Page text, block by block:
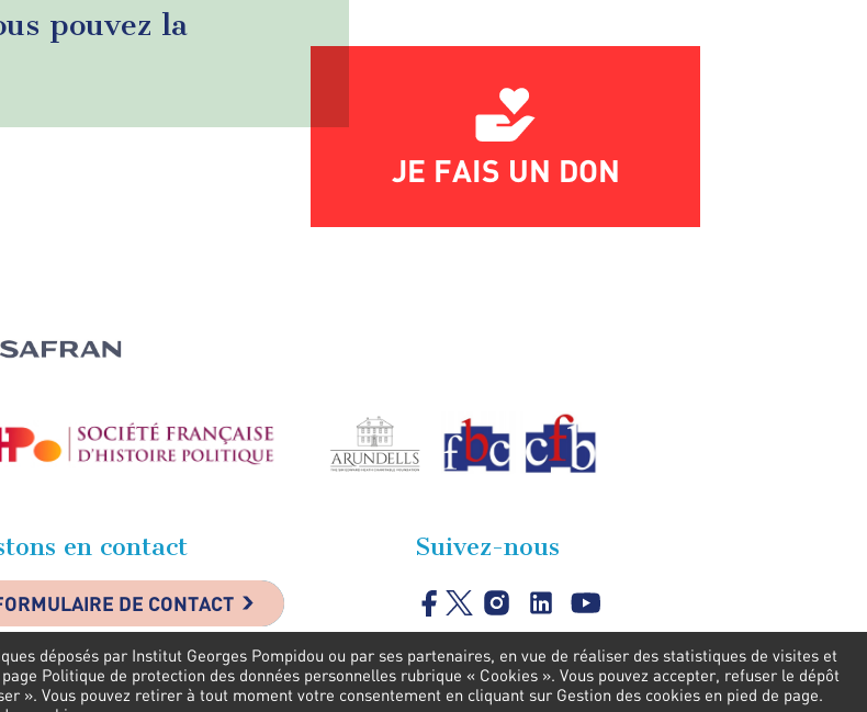
pouvez la
JE FAIS UN DON
en contact
DE CONTACT
Suivez-nous
déposés par Institut Georges Pompidou ou par ses partenaires, en vue de réaliser des statistiques de visites et
Politique de protection des données personnelles rubrique « Cookies ». Vous pouvez accepter, refuser le dépôt
». Vous pouvez retirer à tout moment votre consentement en cliquant sur Gestion des cookies en pied de page.